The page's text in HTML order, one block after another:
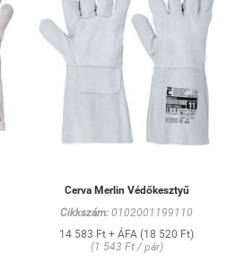
Cerva Merlin Védőkesztyű
Cikkszám: 0102001199110
14 583 Ft + ÁFA (18 520 Ft)
(1 543 Ft / pár)